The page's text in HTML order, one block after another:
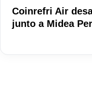
Coinrefri Air
junto a Midea